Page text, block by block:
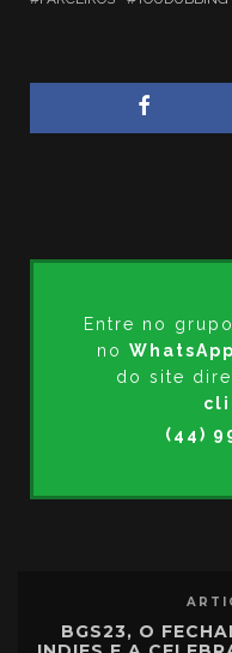
Entre no
no WhatsApp
do site
(44)
BGS23, O